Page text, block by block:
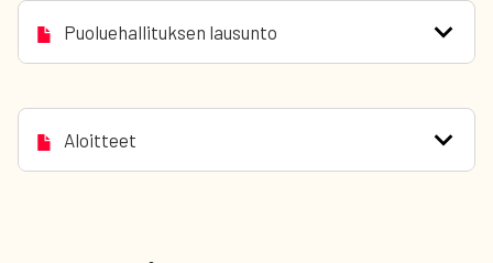
Puoluehallituksen lausunto
Aloitteet